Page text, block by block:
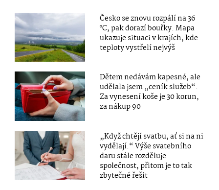
Česko se znovu rozpálí na 36
°C, pak dorazí bouřky. Mapa
ukazuje situaci v krajích, kde
teploty vystřelí nejvýš
Dětem nedávám kapesné, ale
udělala jsem „ceník služeb“.
Za vynesení koše je 30 korun,
za nákup 90
„Když chtějí svatbu, ať si na ni
vydělají.“ Výše svatebního
daru stále rozděluje
společnost, přitom je to tak
zbytečné řešit